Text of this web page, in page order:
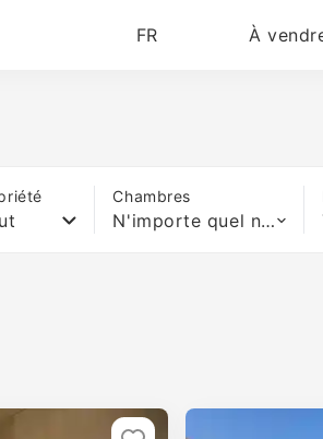
FR À
Chambres
N'importe quel nombre de lits